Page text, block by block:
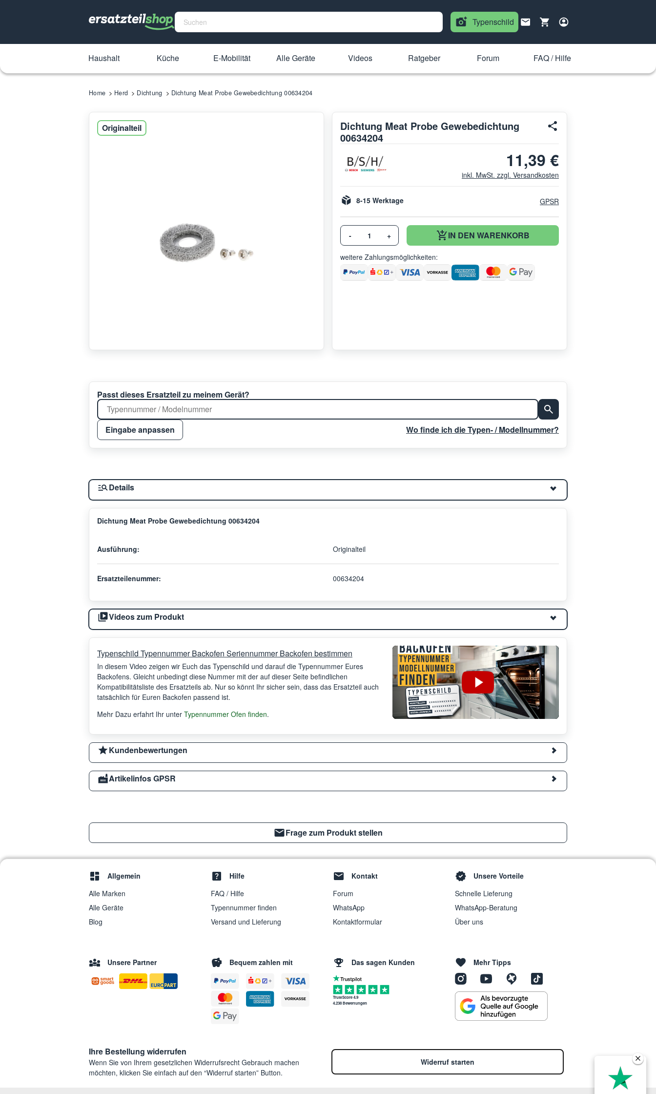
Typenschild
Haushalt Küche E-Mobilität Alle Geräte Videos Ratgeber Forum FAQ / Hilfe
Home Herd Dichtung Dichtung Meat Probe Gewebedichtung 00634204
Originalteil
Dichtung Meat Probe Gewebedichtung
00634204
11,39 €
inkl. MwSt. zzgl. Versandkosten
8-15 Werktage GPSR
- + IN DEN WARENKORB
weitere Zahlungsmöglichkeiten:
Passt dieses Ersatzteil zu meinem Gerät?
Eingabe anpassen Wo finde ich die Typen- / Modellnummer?
Details
Dichtung Meat Probe Gewebedichtung 00634204
Ausführung: Originalteil
Ersatzteilenummer: 00634204
Videos zum Produkt
Typenschild Typennummer Backofen Seriennummer Backofen bestimmen
In diesem Video zeigen wir Euch das Typenschild und darauf die Typennummer Eures
Backofens. Gleicht unbedingt diese Nummer mit der auf dieser Seite befindlichen
Kompatibilitätsliste des Ersatzteils ab. Nur so könnt Ihr sicher sein, dass das Ersatzteil auch
tatsächlich für Euren Backofen passend ist.
Mehr Dazu erfahrt Ihr unter Typennummer Ofen finden.
Kundenbewertungen
Artikelinfos GPSR
Frage zum Produkt stellen
Allgemein
Alle Marken
Alle Geräte
Blog
Hilfe
FAQ / Hilfe
Typennummer finden
Versand und Lieferung
Kontakt
Forum
WhatsApp
Kontaktformular
Unsere Vorteile
Schnelle Lieferung
WhatsApp-Beratung
Über uns
Unsere Partner Bequem zahlen mit Das sagen Kunden
TrustScore 4.9
4.238 Bewertungen
Mehr Tipps
Ihre Bestellung widerrufen
Wenn Sie von Ihrem gesetzlichen Widerrufsrecht Gebrauch machen
möchten, klicken Sie einfach auf den “Widerruf starten” Button.
Widerruf starten